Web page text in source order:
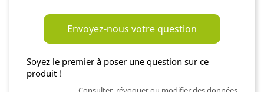
Envoyez-nous votre question
Soyez le premier à poser une question sur ce
produit !